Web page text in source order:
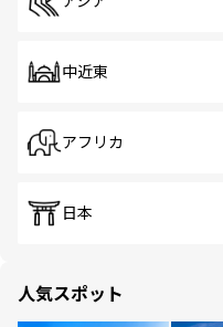
中近東
アフリカ
日本
人気スポット